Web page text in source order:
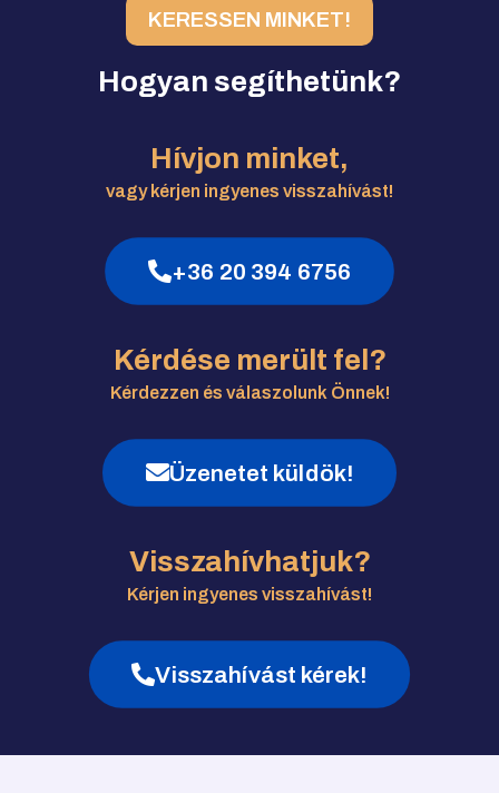
KERESSEN MINKET!
Hogyan segíthetünk?
Hívjon minket,
vagy kérjen ingyenes visszahívást!
+36 20 394 6756
Kérdése merült fel?
Kérdezzen és válaszolunk Önnek!
Üzenetet küldök!
Visszahívhatjuk?
Kérjen ingyenes visszahívást!
Visszahívást kérek!